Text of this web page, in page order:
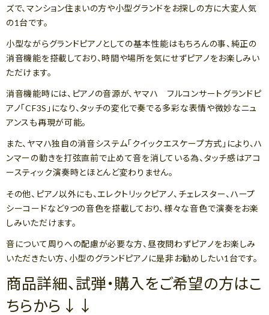
ズで、マンション住まいの方や小型グランドをお探しの方に大変人気
の1台です。
小型ながらグランドピアノとしての基本性能はもちろんの事、純正の
消音機能を搭載しており、時間や場所を気にせずピアノをお楽しみい
ただけます。
消音機能時には、ピアノの音源が、ヤマハ フルコンサートグランドピ
アノ「CF3S」になり、タッチの変化で奏でる多彩な表情や微妙なニュ
アンスも再現が可能。
また、ヤマハ独自の消音システム「クイックエスケープ方式」により、ハ
ンマーの動きを打弦直前で止めて音を消している為、タッチ感はアコ
ースティック演奏時とほとんど変わりません。
その他、ピアノ以外にも、エレクトリックピアノ、チェレスター、ハープ
シーコードなど9つの音色を搭載しており、様々な音色で演奏をお楽
しみいただけます。
音について周りへの配慮が必要な方、昼夜問わずピアノをお楽しみ
いただきたい方、小型のグランドピアノに是非お勧めしたい1台です。
商品詳細、試弾・購入をご希望の方はこ
ちらから↓↓